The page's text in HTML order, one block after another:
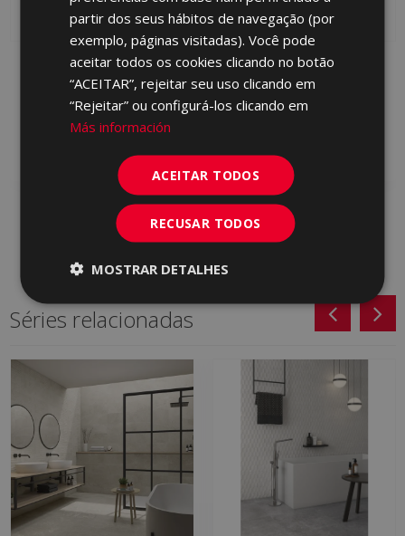
PETRALAVA GRAFITO
120 X 60
HYM770 | 60x120
Adicionar aos
PETRALAVA GRIS 120 X
60
HYM710 | 60x120
Séries relacionadas
PORTUGUESE
partir dos seus hábitos de navegação (por
exemplo, páginas visitadas). Você pode
aceitar todos os cookies clicando no botão
“ACEITAR”, rejeitar seu uso clicando em
“Rejeitar” ou configurá-los clicando em
Más información
ACEITAR TODOS
RECUSAR TODOS
MOSTRAR DETALHES